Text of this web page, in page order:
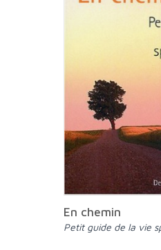
En chemin
Petit guide de la vie